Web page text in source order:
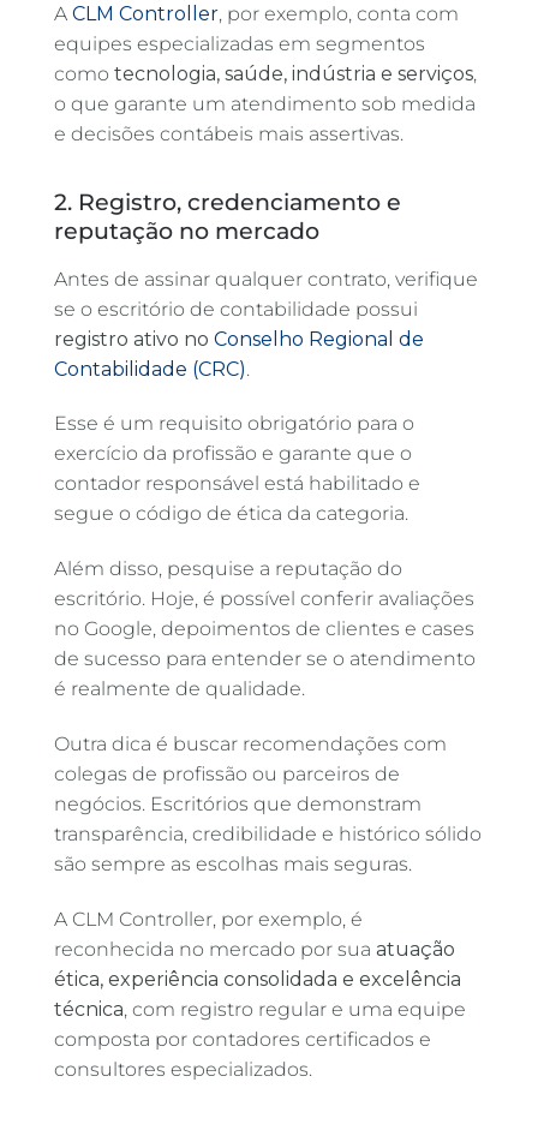
A CLM Controller, por exemplo, conta com
equipes especializadas em segmentos
como tecnologia, saúde, indústria e serviços,
o que garante um atendimento sob medida
e decisões contábeis mais assertivas.
2. Registro, credenciamento e
reputação no mercado
Antes de assinar qualquer contrato, verifique
se o escritório de contabilidade possui
registro ativo no Conselho Regional de
Contabilidade (CRC).
Esse é um requisito obrigatório para o
exercício da profissão e garante que o
contador responsável está habilitado e
segue o código de ética da categoria.
Além disso, pesquise a reputação do
escritório. Hoje, é possível conferir avaliações
no Google, depoimentos de clientes e cases
de sucesso para entender se o atendimento
é realmente de qualidade.
Outra dica é buscar recomendações com
colegas de profissão ou parceiros de
negócios. Escritórios que demonstram
transparência, credibilidade e histórico sólido
são sempre as escolhas mais seguras.
A CLM Controller, por exemplo, é
reconhecida no mercado por sua atuação
ética, experiência consolidada e excelência
técnica, com registro regular e uma equipe
composta por contadores certificados e
consultores especializados.